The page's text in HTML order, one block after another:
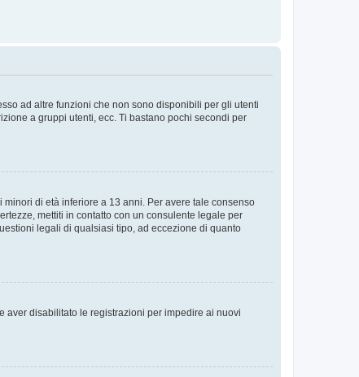
ad altre funzioni che non sono disponibili per gli utenti
a gruppi utenti, ecc. Ti bastano pochi secondi per
di età inferiore a 13 anni. Per avere tale consenso
mettiti in contatto con un consulente legale per
legali di qualsiasi tipo, ad eccezione di quanto
aver disabilitato le registrazioni per impedire ai nuovi